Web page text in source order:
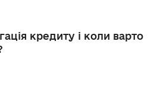
кредиту і коли варто